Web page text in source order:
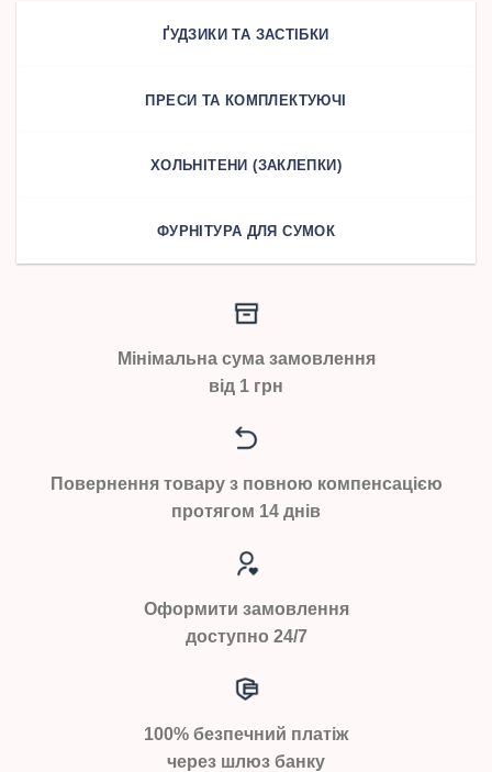
ҐУДЗИКИ ТА ЗАСТІБКИ
ПРЕСИ ТА КОМПЛЕКТУЮЧІ
ХОЛЬНІТЕНИ (ЗАКЛЕПКИ)
ФУРНІТУРА ДЛЯ СУМОК
Мінімальна сума замовлення
від 1 грн
Повернення товару з повною компенсацією
протягом 14 днів
Оформити замовлення
доступно 24/7
100% безпечний платіж
через шлюз банку